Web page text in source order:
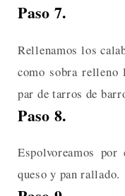
Paso 7.
Rellenamos los
como sobra
par de tarros de
Paso 8.
Espolvoreamos
queso y pan rallado.